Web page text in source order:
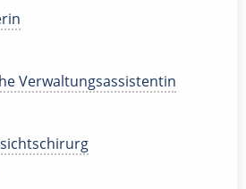
Verwaltungsassistentin